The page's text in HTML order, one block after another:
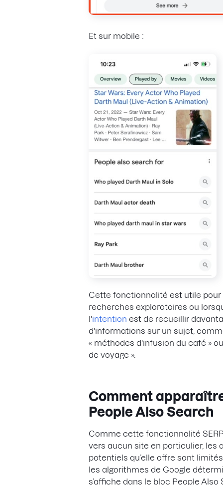
Et sur mobile :
Cette fonctionnalité est utile pour
recherches exploratoires ou
l'intention est de recueillir
d'informations sur un sujet,
« méthodes d'infusion du café »
de voyage ».
Comment
People Also Search
Comme cette fonctionnalité
vers aucun site en particulier, les
potentiels qu’elle offre sont
les algorithmes de Google
s’affiche dans le bloc People Also